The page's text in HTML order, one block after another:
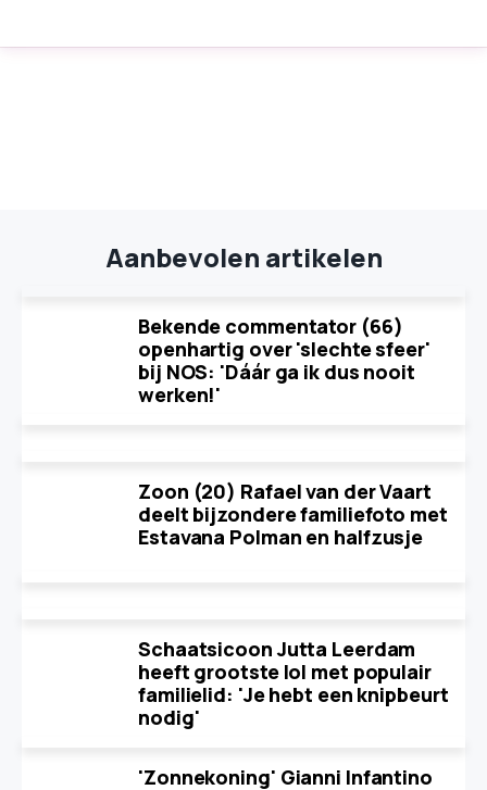
Aanbevolen artikelen
Bekende commentator (66)
openhartig over 'slechte sfeer'
bij NOS: 'Dáár ga ik dus nooit
werken!'
Zoon (20) Rafael van der Vaart
deelt bijzondere familiefoto met
Estavana Polman en halfzusje
Schaatsicoon Jutta Leerdam
heeft grootste lol met populair
familielid: 'Je hebt een knipbeurt
nodig'
'Zonnekoning' Gianni Infantino